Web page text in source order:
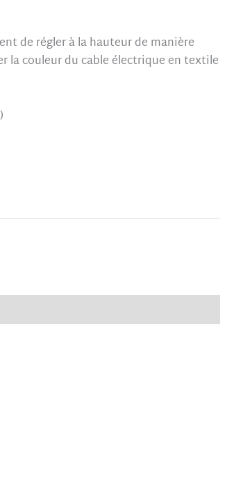
de régler à la hauteur de manière
la couleur du cable électrique en textile